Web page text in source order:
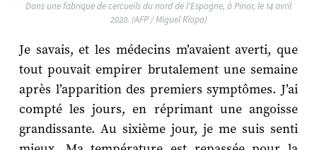
Dans une fabrique de cercueils du nord de l'Espagne, à Pinor, le 14 avril
2020. (AFP / Miguel Riopa)
Je savais, et les médecins m’avaient averti, que
tout pouvait empirer brutalement une semaine
après l’apparition des premiers symptômes. J’ai
compté les jours, en réprimant une angoisse
grandissante. Au sixième jour, je me suis senti